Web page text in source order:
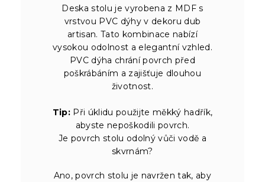
Deska stolu je vyrobena z MDF s
vrstvou PVC dýhy v dekoru dub
artisan. Tato kombinace nabízí
vysokou odolnost a elegantní vzhled.
PVC dýha chrání povrch před
poškrábáním a zajišťuje dlouhou
životnost.
Tip: Při úklidu použijte měkký hadřík,
abyste nepoškodili povrch.
Je povrch stolu odolný vůči vodě a
skvrnám?
Ano, povrch stolu je navržen tak, aby